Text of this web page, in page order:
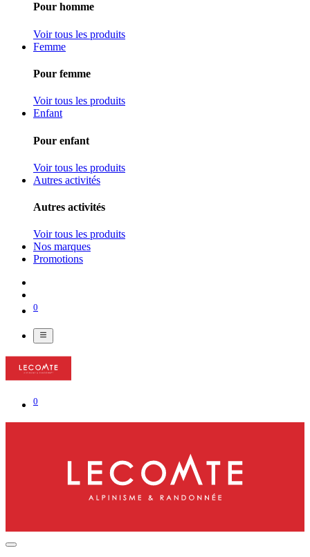
Pour homme
Voir tous les produits
Femme
Pour femme
Voir tous les produits
Enfant
Pour enfant
Voir tous les produits
Autres activités
Autres activités
Voir tous les produits
Nos marques
Promotions
0
0